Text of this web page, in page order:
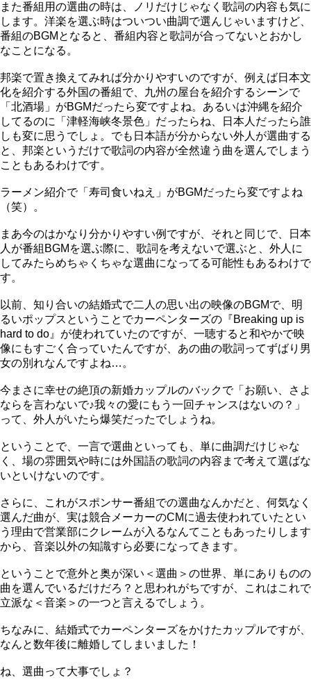
また番組用の選曲の時は、ノリだけじゃなく歌詞の内容も気に
します。洋楽を選ぶ時はついつい曲調で選んじゃいますけど、
番組のBGMとなると、番組内容と歌詞が合ってないとおかし
なことになる。
邦楽で置き換えてみれば分かりやすいのですが、例えば日本文
化を紹介する外国の番組で、九州の屋台を紹介するシーンで
「北酒場」がBGMだったら変ですよね。あるいは沖縄を紹介
してるのに「津軽海峡冬景色」だったらね、日本人だったら誰
しも変に思うでしょ。でも日本語が分からない外人が選曲する
と、邦楽というだけで歌詞の内容が全然違う曲を選んでしまう
こともあるわけです。
ラーメン紹介で「寿司食いねえ」がBGMだったら変ですよね
（笑）。
まあ今のはかなり分かりやすい例ですが、それと同じで、日本
人が番組BGMを選ぶ際に、歌詞を考えないで選ぶと、外人に
してみたらめちゃくちゃな選曲になってる可能性もあるわけで
す。
以前、知り合いの結婚式で二人の思い出の映像のBGMで、明
るいポップスということでカーペンターズの『Breaking up is
hard to do』が使われていたのですが、一聴すると和やかで映
像にもすごく合っていたんですが、あの曲の歌詞ってずばり男
女の別れなんですよね…。
今まさに幸せの絶頂の新婚カップルのバックで「お願い、さよ
ならを言わないで♪我々の愛にもう一回チャンスはないの？」
って、外人がいたら爆笑だったでしょうね。
ということで、一言で選曲といっても、単に曲調だけじゃな
く、場の雰囲気や時には外国語の歌詞の内容まで考えて選ばな
いといけないのです。
さらに、これがスポンサー番組での選曲なんかだと、何気なく
選んだ曲が、実は競合メーカーのCMに過去使われていたとい
う理由で営業部にクレームが入るなんてこともあったりします
から、音楽以外の知識すら必要になってきます。
ということで意外と奥が深い＜選曲＞の世界、単にありものの
曲を選んでいるだけだろ？と思われがちですが、これはこれで
立派な＜音楽＞の一つと言えるでしょう。
ちなみに、結婚式でカーペンターズをかけたカップルですが、
なんと数年後に離婚してしまいました！
ね、選曲って大事でしょ？